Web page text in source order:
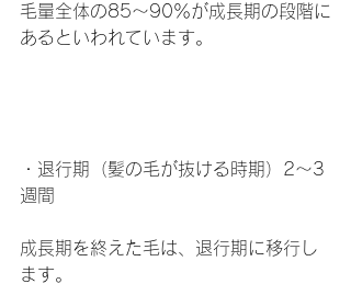
毛量全体の85〜90％が成長期の段階に
あるといわれています。
・退行期（髪の毛が抜ける時期）2〜3
週間
成長期を終えた毛は、退行期に移行し
ます。